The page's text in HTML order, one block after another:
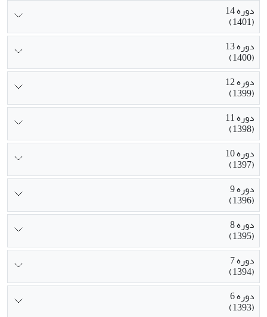
دوره 14
(1401)
دوره 13
(1400)
دوره 12
(1399)
دوره 11
(1398)
دوره 10
(1397)
دوره 9
(1396)
دوره 8
(1395)
دوره 7
(1394)
دوره 6
(1393)